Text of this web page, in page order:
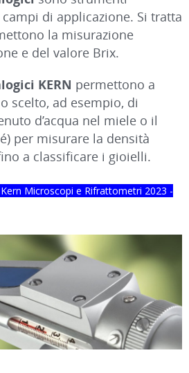
di applicazione. Si tratta
la misurazione
e del valore Brix.
KERN permettono a
scelto, ad esempio, di
d’acqua nel miele o il
per misurare la densità
a classificare i gioielli.
Microscopi e Rifrattometri 2023 -